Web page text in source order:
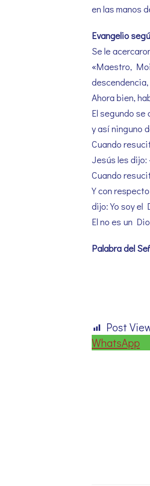
en las manos
Evangelio
Se le
«Maestro,
descendencia,
Ahora bien,
El segundo
y así ninguno
Cuando
Jesús les
Cuando
Y con
dijo: Yo soy el
El no es un
Palabra del
Post
WhatsApp